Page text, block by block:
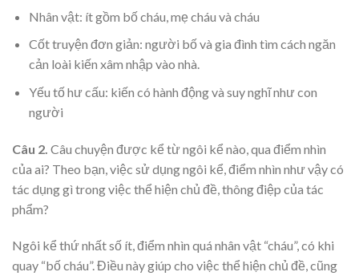
Nhân vật: ít gồm bố cháu, mẹ cháu và cháu
Cốt truyện đơn giản: người bố và gia đình tìm cách ngăn
cản loài kiến xâm nhập vào nhà.
Yếu tố hư cấu: kiến có hành động và suy nghĩ như con
người
Câu 2. Câu chuyện được kể từ ngôi kể nào, qua điểm nhìn
của ai? Theo bạn, việc sử dụng ngôi kể, điểm nhìn như vậy có
tác dụng gì trong việc thể hiện chủ đề, thông điệp của tác
phẩm?
Ngôi kể thứ nhất số ít, điểm nhìn quá nhân vật “cháu”, có khi
quay “bố cháu”. Điều này giúp cho việc thể hiện chủ đề, cũng